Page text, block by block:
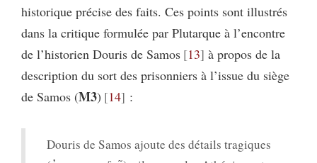
historique précise des faits. Ces points sont illustrés
dans la critique formulée par Plutarque à l’encontre
de l’historien Douris de Samos 13 à propos de la
description du sort des prisonniers à l’issue du siège
de Samos (M3) 14 :
Douris de Samos ajoute des détails tragiques